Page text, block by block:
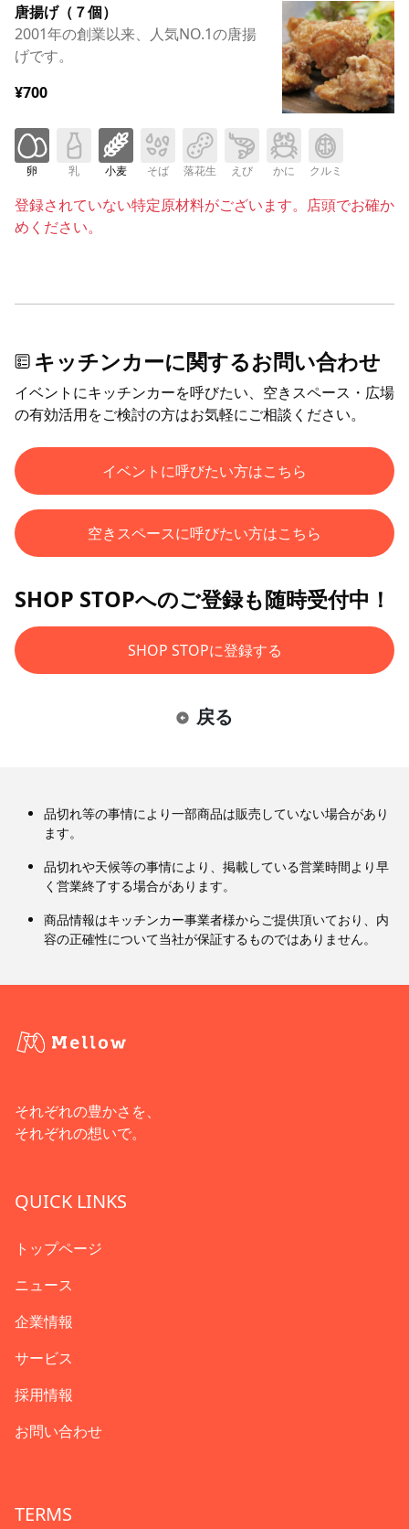
唐揚げ（７個）
2001年の創業以来、人気NO.1の唐揚
げです。
¥700
卵 乳 小麦 そば 落花生 えび かに クルミ
登録されていない特定原材料がございます。店頭でお確か
めください。
キッチンカーに関するお問い合わせ
イベントにキッチンカーを呼びたい、空きスペース・広場
の有効活用をご検討の方はお気軽にご相談ください。
イベントに呼びたい方はこちら
空きスペースに呼びたい方はこちら
SHOP STOPへのご登録も随時受付中！
SHOP STOPに登録する
戻る
品切れ等の事情により一部商品は販売していない場合があり
ます。
品切れや天候等の事情により、掲載している営業時間より早
く営業終了する場合があります。
商品情報はキッチンカー事業者様からご提供頂いており、内
容の正確性について当社が保証するものではありません。
それぞれの豊かさを、
それぞれの想いで。
QUICK LINKS
トップページ
ニュース
企業情報
サービス
採用情報
お問い合わせ
TERMS